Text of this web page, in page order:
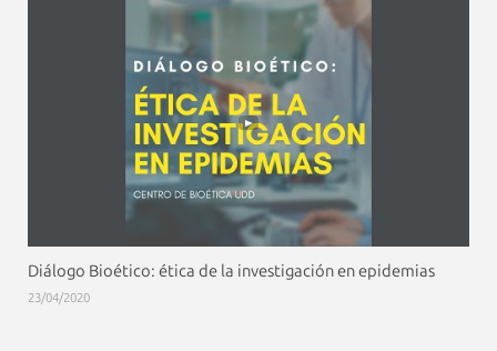
Diálogo Bioético: ética de la investigación en epidemias
23/04/2020